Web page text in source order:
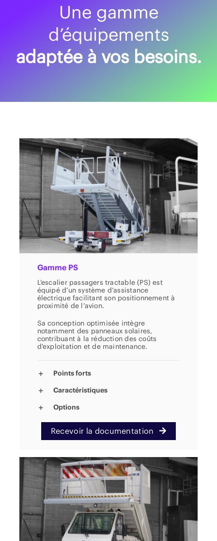
Une gamme
d’équipements
adaptée à vos besoins.
Gamme PS
L’escalier passagers tractable (PS) est
équipé d’un système d’assistance
électrique facilitant son positionnement à
proximité de l’avion.
Sa conception optimisée intègre
notamment des panneaux solaires,
contribuant à la réduction des coûts
d’exploitation et de maintenance.
Points forts
Caractéristiques
Options
Recevoir la documentation